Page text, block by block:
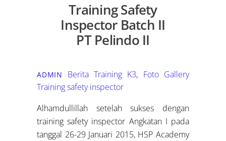
Training Safety
Inspector Batch II
PT Pelindo II
ADMIN Berita Training K3, Foto Gallery
Training safety inspector
Alhamdullillah setelah sukses dengan
training safety inspector Angkatan I pada
tanggal 26-29 Januari 2015, HSP Academy